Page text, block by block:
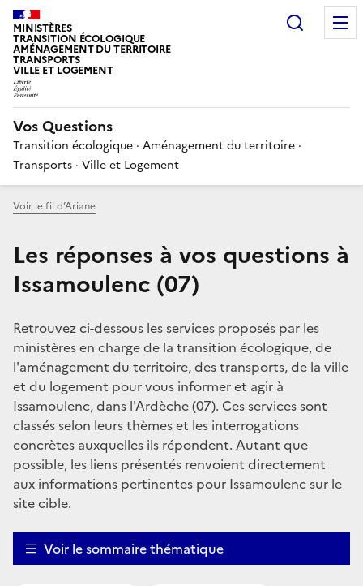
MINISTÈRES
TRANSITION ÉCOLOGIQUE
AMÉNAGEMENT DU TERRITOIRE
TRANSPORTS
VILLE ET LOGEMENT
Vos Questions
Transition écologique · Aménagement du territoire ·
Transports · Ville et Logement
Voir le fil d’Ariane
Les réponses à vos questions à
Issamoulenc (07)
Retrouvez ci-dessous les services proposés par les
ministères en charge de la transition écologique, de
l'aménagement du territoire, des transports, de la ville
et du logement pour vous informer et agir à
Issamoulenc, dans l'Ardèche (07). Ces services sont
classés selon leurs thèmes et les interrogations
concrètes auxquelles ils répondent. Autant que
possible, les liens présentés renvoient directement
aux informations pertinentes pour Issamoulenc sur le
site cible.
Voir le sommaire thématique